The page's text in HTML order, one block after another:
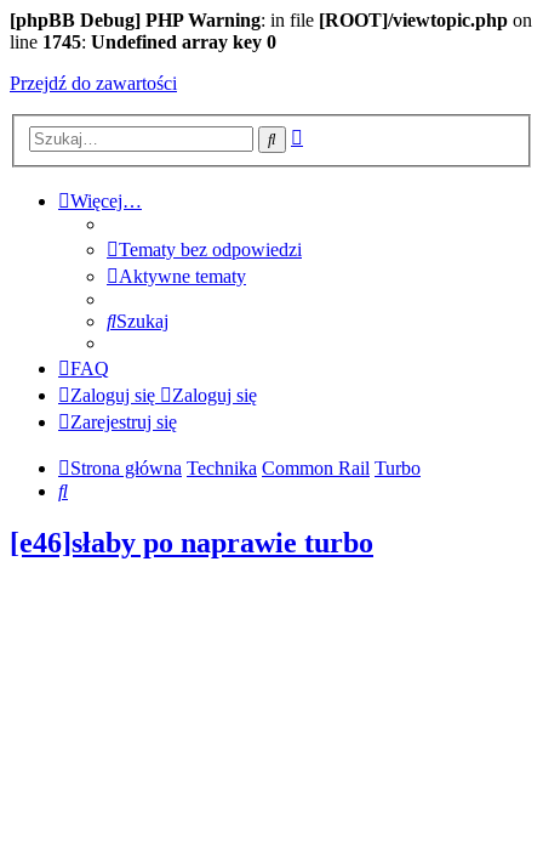
[phpBB Debug] PHP Warning: in file [ROOT]/viewtopic.php on
line 1745: Undefined array key 0
Przejdź do zawartości
Szukaj
Więcej…
Tematy bez odpowiedzi
Aktywne tematy
Szukaj
FAQ
Zaloguj się
Zaloguj się
Zarejestruj się
Strona główna Technika Common Rail Turbo
Szukaj
[e46]słaby po naprawie turbo